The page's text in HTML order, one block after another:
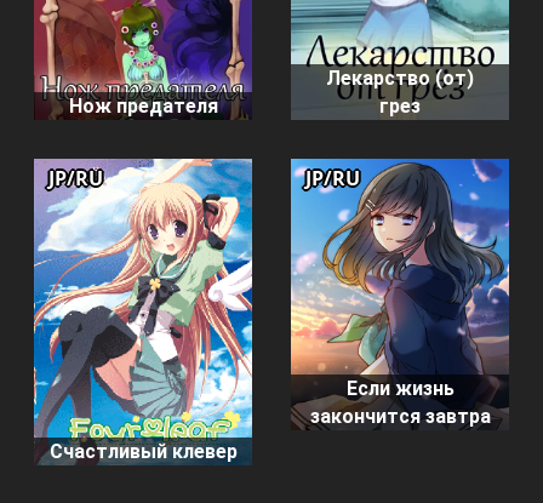
Нож предателя
Лекарство (от)
грез
Счастливый клевер
JP/RU
Если жизнь
закончится завтра
JP/RU